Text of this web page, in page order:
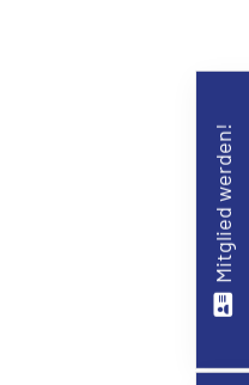
Mitglied werden!